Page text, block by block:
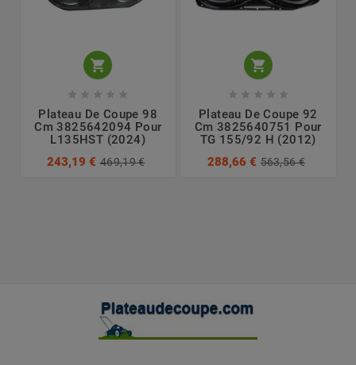

    
Plateau De Coupe 98
Cm 3825642094 Pour
L135HST (2024)
243,19 € 469,19 €

    
Plateau De Coupe 92
Cm 3825640751 Pour
TG 155/92 H (2012)
288,66 € 563,56 €